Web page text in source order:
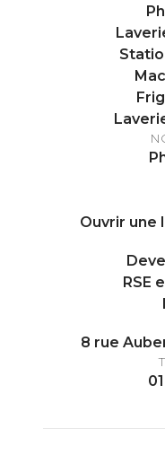
Ouvrir une
RSE
8 rue